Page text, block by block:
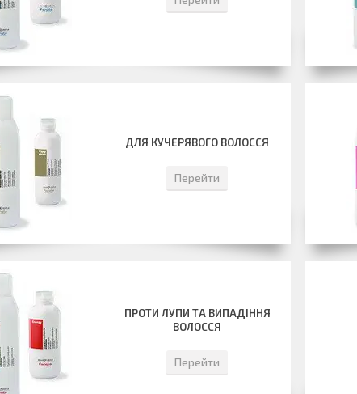
ДЛЯ КУЧЕРЯВОГО ВОЛОССЯ
Перейти
ПРОТИ ЛУПИ ТА ВИПАДІННЯ
ВОЛОССЯ
Перейти